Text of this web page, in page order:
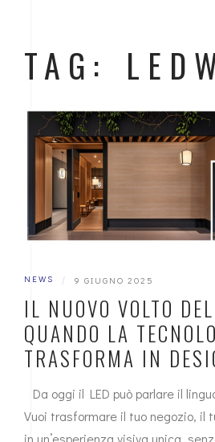
TAG:
NEWS | 9 GIUGNO 2025
IL NUOVO VOLTO
QUANDO LA
TRASFORMA IN
Da oggi il LED può parlare il
Vuoi trasformare il tuo negozio, il